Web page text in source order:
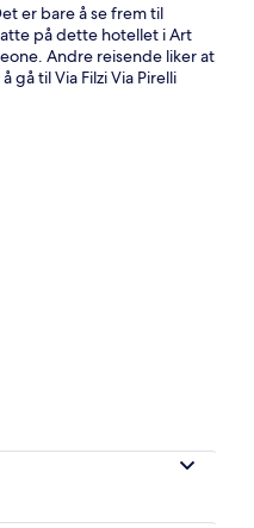
er bare å se frem til
på dette hotellet i Art
Andre reisende liker at
til Via Filzi Via Pirelli